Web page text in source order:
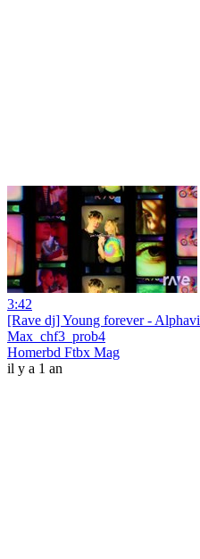
3:42
[Rave dj] Young forever -
Max_chf3_prob4
Homerbd Ftbx Mag
il y a 1 an